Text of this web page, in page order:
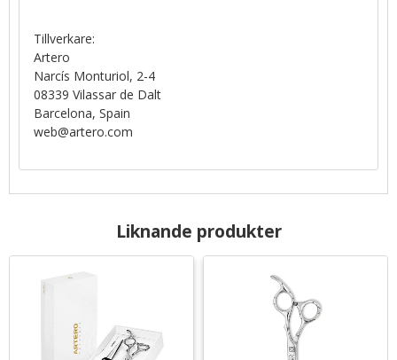
Tillverkare:
Artero
Narcís Monturiol, 2-4
08339 Vilassar de Dalt
Barcelona, Spain
web@artero.com
Liknande produkter